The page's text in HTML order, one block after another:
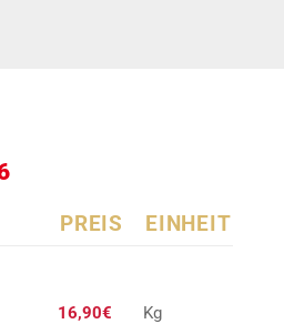
PREIS EINHEIT
16,90€ Kg